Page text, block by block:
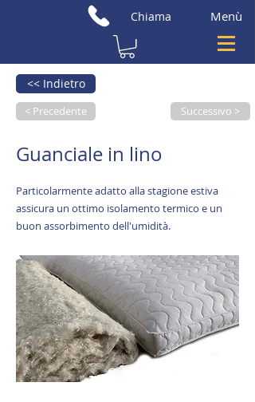
Chiama Menù
<< Indietro
< Precedente Successivo >
Guanciale in lino
Particolarmente adatto alla stagione estiva
assicura un ottimo isolamento termico e un
buon assorbimento dell'umidità.